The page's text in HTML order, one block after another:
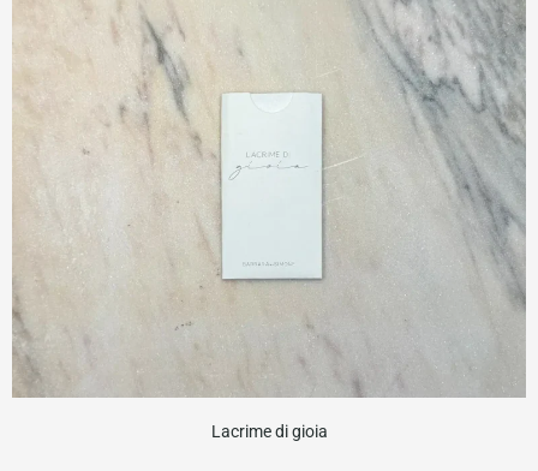
Lacrime di gioia